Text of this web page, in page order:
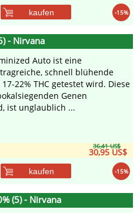
-15%
kaufen
- Nirvana
Auto ist eine
schnell blühende
22% THC getestet wird. Diese
Genen
ist unglaublich ...
36,41 US$
30,95 US$
-15%
kaufen
(5) - Nirvana